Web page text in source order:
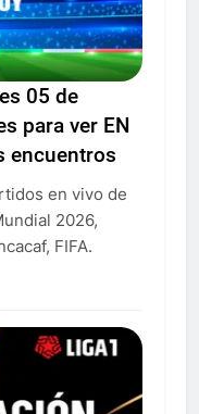
05 de
para ver EN
encuentros
en vivo de
2026,
FIFA.